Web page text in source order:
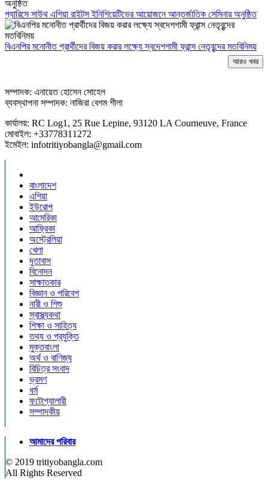
প্যারিসে সাউথ এশিয়া রাইটস ইনিশিয়েটিভের আয়োজনে আন্তর্জাতিক সেমিনার অনুষ্ঠিত
বিএনপির মনোনীত প্রার্থীদের বিজয় করার লক্ষ্যে স্বদেশগামী ফ্রান্স নেতৃবৃন্দের মতবিনিময়
আরও খবর
সম্পাদক: এনায়েত হোসেন সোহেল
ব্যবস্থাপনা সম্পাদক: নাজিরা বেগম শীলা
কার্যালয়: RC Log1, 25 Rue Lepine, 93120 LA Courneuve, France
মোবাইল: +33778311272
ইমেইল: infotritiyobangla@gmail.com
বাংলাদেশ
এশিয়া
ইউরোপ
আমেরিকা
আফ্রিকা
অস্ট্রেলিয়া
খেলা
দূতাবাস
বিনোদন
সাক্ষাতকার
বিজ্ঞান ও পরিবেশ
নারী ও শিশু
স্বাস্থ্যকথা
শিক্ষা ও সাহিত্য
তথ্য ও প্রযুক্তি
মুক্তবাংলা
অর্থ ও বাণিজ্য
বিচিত্র সংবাদ
ভ্রমণ
ধর্ম
ফটোগ্যালারী
সম্পাদকীয়
আমাদের পরিবার
© 2019 tritiyobangla.com
All Rights Reserved